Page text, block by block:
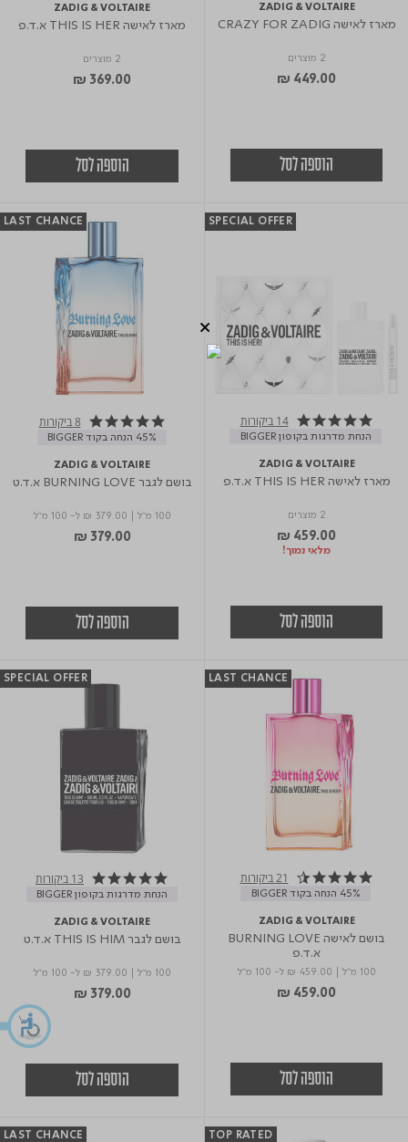
ZADIG & VOLTAIRE
מארז לאישה CRAZY FOR ZADIG
2 מוצרים
₪ 449.00
הוספה לסל
ZADIG & VOLTAIRE
מארז לאישה THIS IS HER א.ד.פ
2 מוצרים
₪ 369.00
הוספה לסל
5.0 star rating 14 ביקורות
הנחת מדרגות בקופון BIGGER
SPECIAL OFFER
ZADIG & VOLTAIRE
מארז לאישה THIS IS HER א.ד.פ
2 מוצרים
₪ 459.00
מלאי נמוך!
הוספה לסל
4.9 star rating 8 ביקורות
45% הנחה בקוד BIGGER
LAST CHANCE
ZADIG & VOLTAIRE
בושם לגבר BURNING LOVE א.ד.ט
100 מ"ל ₪ 379.00 ל- 100 מ"ל
₪ 379.00
הוספה לסל
4.5 star rating 21 ביקורות
45% הנחה בקוד BIGGER
LAST CHANCE
ZADIG & VOLTAIRE
בושם לאישה BURNING LOVE
א.ד.פ
100 מ"ל ₪ 459.00 ל- 100 מ"ל
₪ 459.00
הוספה לסל
5.0 star rating 13 ביקורות
הנחת מדרגות בקופון BIGGER
SPECIAL OFFER
ZADIG & VOLTAIRE
בושם לגבר THIS IS HIM א.ד.ט
100 מ"ל ₪ 379.00 ל- 100 מ"ל
₪ 379.00
הוספה לסל
TOP RATED
LAST CHANCE